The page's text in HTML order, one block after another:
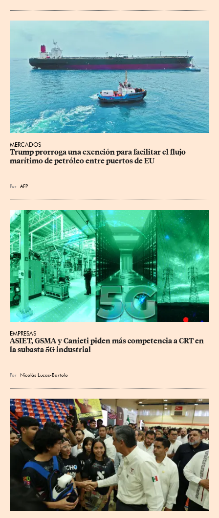
MERCADOS
Trump prorroga una exención para facilitar el flujo
marítimo de petróleo entre puertos de EU
Por AFP
EMPRESAS
ASIET, GSMA y Canieti piden más competencia a CRT en
la subasta 5G industrial
Por Nicolás Lucas-Bartolo